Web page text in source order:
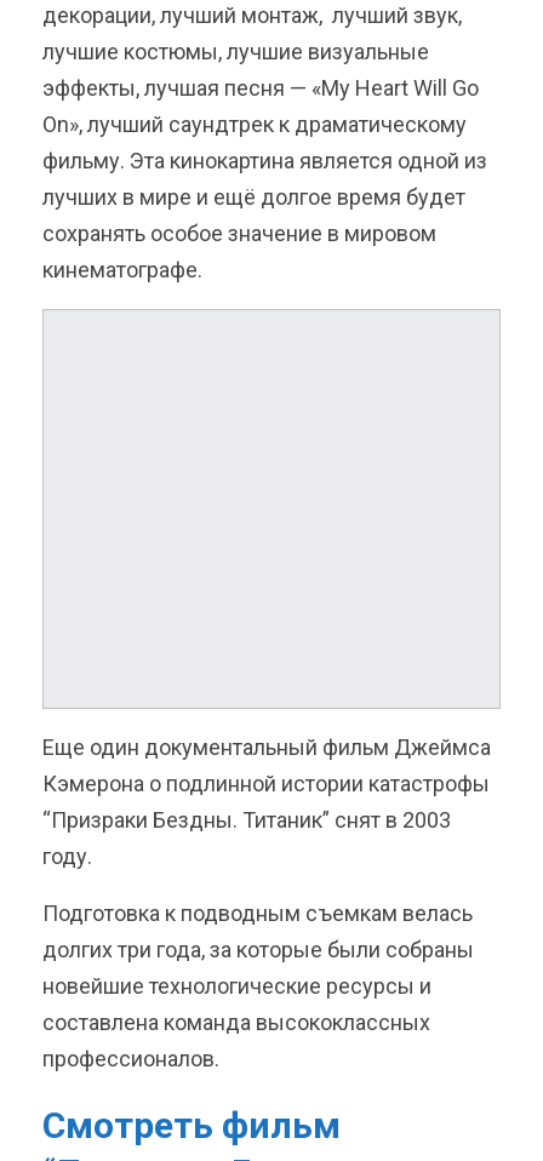
декорации, лучший монтаж, лучший звук,
лучшие костюмы, лучшие визуальные
эффекты,лучшая песня — «My Heart Will Go
On», лучший саундтрек к драматическому
фильму. Эта кинокартина является одной из
лучших в мире и ещё долгое время будет
сохранять особое значение в мировом
кинематографе.
Еще один документальный фильм Джеймса
Кэмерона о подлинной истории катастрофы
“Призраки Бездны. Титаник” снят в 2003
году.
Подготовка к подводным съемкам велась
долгих три года, за которые были собраны
новейшие технологические ресурсы и
составлена команда высококлассных
профессионалов.
Смотреть фильм